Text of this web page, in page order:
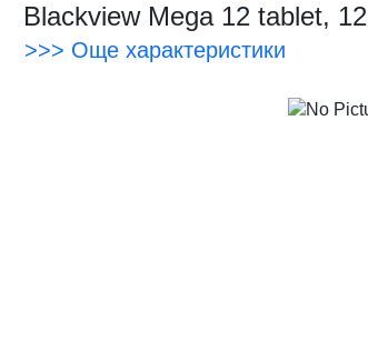
Blackview Mega 12 tablet,
>>> Още характеристики